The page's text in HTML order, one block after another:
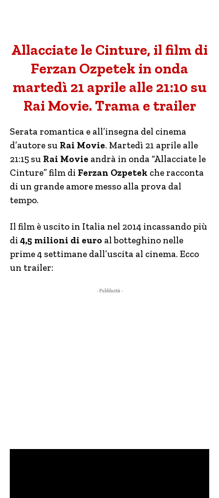
Allacciate le Cinture, il film di
Ferzan Ozpetek in onda
martedì 21 aprile alle 21:10 su
Rai Movie. Trama e trailer
Serata romantica e all’insegna del cinema
d’autore su Rai Movie. Martedì 21 aprile alle
21:15 su Rai Movie andrà in onda “Allacciate le
Cinture” film di Ferzan Ozpetek che racconta
di un grande amore messo alla prova dal
tempo.
Il film è uscito in Italia nel 2014 incassando più
di 4,5 milioni di euro al botteghino nelle
prime 4 settimane dall’uscita al cinema. Ecco
un trailer:
- Pubblicità -